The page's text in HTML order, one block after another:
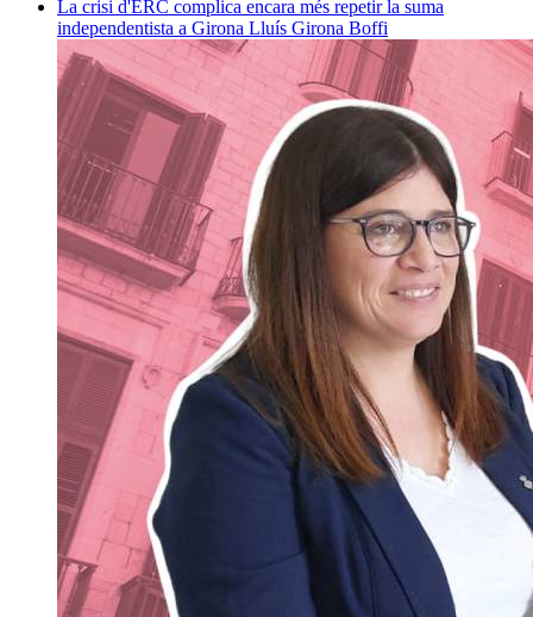
La crisi d'ERC complica encara més repetir la suma
independentista a Girona Lluís Girona Boffi